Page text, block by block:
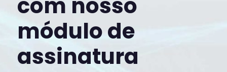
módulo de
assinatura